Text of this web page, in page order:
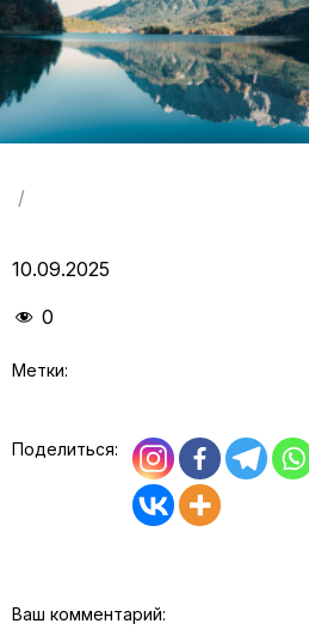
/
10.09.2025
0
Метки:
Поделиться:
Ваш комментарий: